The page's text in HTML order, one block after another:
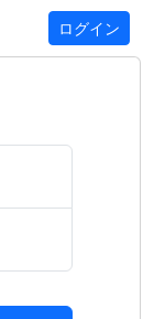
ログイン